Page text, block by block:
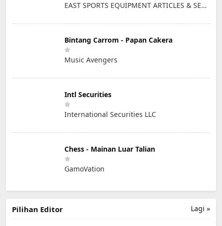
EAST SPORTS EQUIPMENT ARTICLES & SERVICES L.L.C
Bintang Carrom - Papan Cakera
Music Avengers
Intl Securities
International Securities LLC
Chess - Mainan Luar Talian
GamoVation
Lagi »
Pilihan Editor